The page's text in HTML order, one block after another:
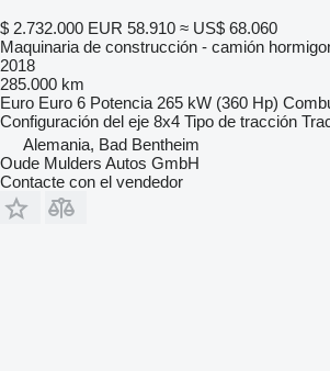
$ 2.732.000 EUR 58.910 ≈ US$ 68.060
Maquinaria de construcción - camión
2018
285.000 km
Euro Euro 6 Potencia 265 kW (360 Hp)
Configuración del eje 8x4 Tipo de tracción
Alemania, Bad Bentheim
Oude Mulders Autos GmbH
Contacte con el vendedor